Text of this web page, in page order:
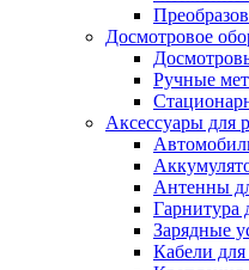
Досмотровое
Ручные
Аксессуары для
Антенны
Гарнитура
Зарядные
Кабели